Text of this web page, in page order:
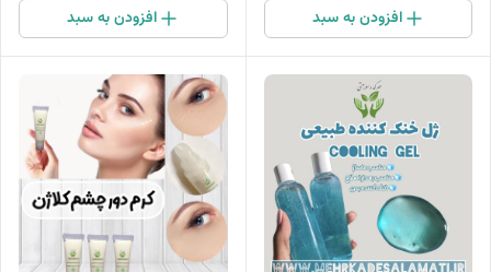
افزودن به سبد افزودن به سبد